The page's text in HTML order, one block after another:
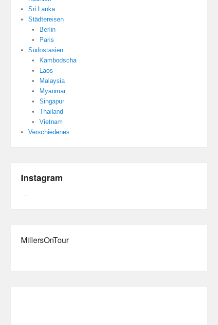
Sri Lanka
Städtereisen
Berlin
Paris
Südostasien
Kambodscha
Laos
Malaysia
Myanmar
Singapur
Thailand
Vietnam
Verschiedenes
Instagram
MillersOnTour